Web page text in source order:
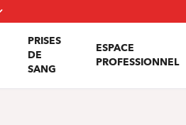
PRISES
DE
SANG
ESPACE
PROFESSIONNEL